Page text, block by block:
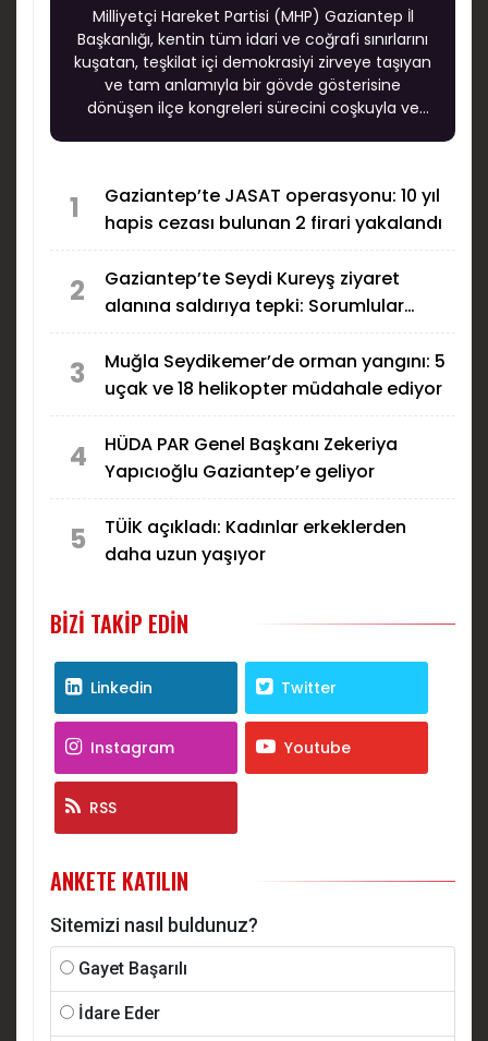
Milliyetçi Hareket Partisi (MHP) Gaziantep İl
Başkanlığı, kentin tüm idari ve coğrafi sınırlarını
kuşatan, teşkilat içi demokrasiyi zirveye taşıyan
ve tam anlamıyla bir gövde gösterisine
dönüşen ilçe kongreleri sürecini coşkuyla ve
1
Gaziantep’te JASAT operasyonu: 10 yıl
hapis cezası bulunan 2 firari yakalandı
2
Gaziantep’te Seydi Kureyş ziyaret
alanına saldırıya tepki: Sorumlular
3
Muğla Seydikemer’de orman yangını: 5
uçak ve 18 helikopter müdahale ediyor
4
HÜDA PAR Genel Başkanı Zekeriya
Yapıcıoğlu Gaziantep’e geliyor
5
TÜİK açıkladı: Kadınlar erkeklerden
daha uzun yaşıyor
BIZI TAKIP EDIN
Linkedin Twitter
Instagram Youtube
RSS
ANKETE KATILIN
Sitemizi nasıl buldunuz?
Gayet Başarılı
İdare Eder